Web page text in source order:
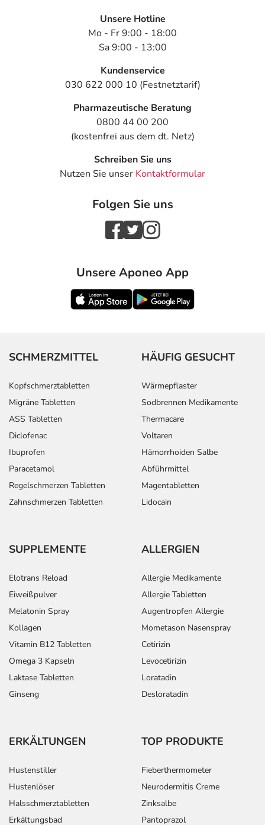
Unsere Hotline
Mo - Fr 9:00 - 18:00
Sa 9:00 - 13:00
Kundenservice
030 622 000 10 (Festnetztarif)
Pharmazeutische Beratung
0800 44 00 200
(kostenfrei aus dem dt. Netz)
Schreiben Sie uns
Nutzen Sie unser Kontaktformular
Folgen Sie uns
Unsere Aponeo App
SCHMERZMITTEL
Kopfschmerztabletten
Migräne Tabletten
ASS Tabletten
Diclofenac
Ibuprofen
Paracetamol
Regelschmerzen Tabletten
Zahnschmerzen Tabletten
HÄUFIG GESUCHT
Wärmepflaster
Sodbrennen Medikamente
Thermacare
Voltaren
Hämorrhoiden Salbe
Abführmittel
Magentabletten
Lidocain
SUPPLEMENTE
Elotrans Reload
Eiweißpulver
Melatonin Spray
Kollagen
Vitamin B12 Tabletten
Omega 3 Kapseln
Laktase Tabletten
Ginseng
ALLERGIEN
Allergie Medikamente
Allergie Tabletten
Augentropfen Allergie
Mometason Nasenspray
Cetirizin
Levocetirizin
Loratadin
Desloratadin
ERKÄLTUNGEN
Hustenstiller
Hustenlöser
Halsschmerztabletten
Erkältungsbad
TOP PRODUKTE
Fieberthermometer
Neurodermitis Creme
Zinksalbe
Pantoprazol